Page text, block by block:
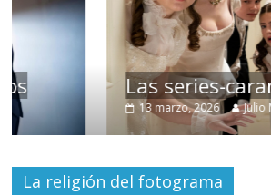
Las series-caramelos de
Julio Martínez Molina
La religión del fotograma